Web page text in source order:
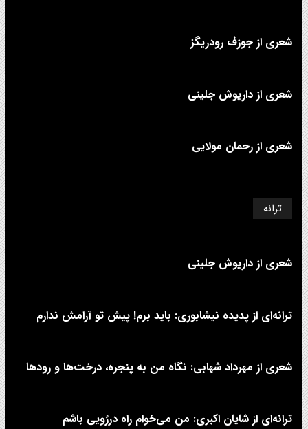
شعری از جوزف رودریگز
شعری از داریوش جلینی
شعری از رحمان مولایی
ترانه
شعری از داریوش جلینی
ترانه‌ای از پدیده نیشابوری: باید برم! پیش تو آرامش ندارم
شعری از مهرداد شهابی: نگاه من به پنجره، درخت‌ها و رودها
ترانه‌ای از شایان اکبری: من می‌خوام راه دررُویی باشم